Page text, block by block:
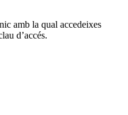
amb la qual accedeixes
d’accés.